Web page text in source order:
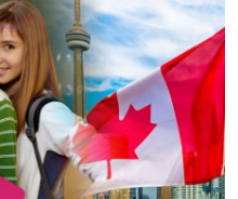
tuyển sinh
Canada mới nhất
chính phủ Canada
cấp 3 (THPT)
học, cao đẳng Canada